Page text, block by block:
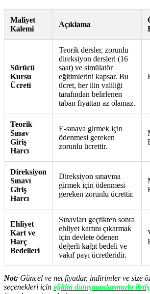
Maliyet
Kalemi
Açıklama
Sürücü
Kursu
Ücreti
Teorik dersler, zorunlu
direksiyon dersleri (16
saat) ve simülatör
eğitimlerini kapsar. Bu
ücret, her ilin valiliği
tarafından belirlenen
taban fiyattan az olamaz.
Teorik
Sınav
Giriş
Harcı
E-sınava girmek için
ödenmesi gereken
zorunlu ücrettir.
Direksiyon
Sınavı
Giriş
Harcı
Direksiyon sınavına
girmek için ödenmesi
gereken zorunlu ücrettir.
Ehliyet
Kart ve
Harç
Bedelleri
Sınavları geçtikten sonra
ehliyet kartını çıkarmak
için devlete ödenen
değerli kağıt bedeli ve
vakıf payı ücretleridir.
Not: Güncel ve net fiyatlar, indirimler ve size
seçenekleri için eğitim danışmanlarımızla